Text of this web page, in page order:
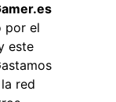
por el
este
red